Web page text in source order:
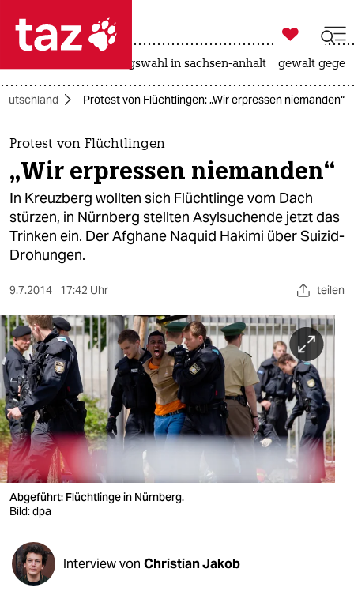
 taz zahl ich
taz zahl ich
themen
politik
öko
gesellschaft
kultur
sport
berlin
nord
wahrheit
verlag
verlag
shop
fragen & hilfe

taz zahl ich
landtagswahl in sachsen-anhalt gewalt
Protest von Flüchtlingen: „Wir erpressen niemanden“
Protest von Flüchtlingen
„Wir erpressen niemanden“
In Kreuzberg wollten sich Flüchtlinge vom Dach
stürzen, in Nürnberg stellten Asylsuchende jetzt das
Trinken ein. Der Afghane Naquid Hakimi über Suizid-
Drohungen.
9.7.2014 17:42 Uhr teilen
Abgeführt: Flüchtlinge in Nürnberg.
Bild: dpa
Interview von Christian Jakob